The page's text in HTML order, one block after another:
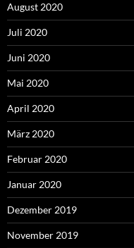
August 2020
Juli 2020
Juni 2020
Mai 2020
April 2020
März 2020
Februar 2020
Januar 2020
Dezember 2019
November 2019